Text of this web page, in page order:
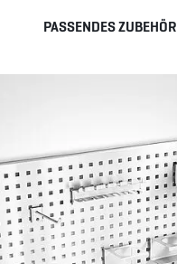
PASSENDES ZUBEHÖR